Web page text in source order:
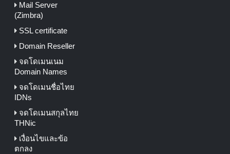
Mail Server
(Zimbra)
SSL certificate
Domain Reseller
จดโดเมนเนม
Domain Names
จดโดเมนชื่อไทย
IDNs
จดโดเมนสกุลไทย
THNic
เงื่อนไขและข้อ
ตกลง